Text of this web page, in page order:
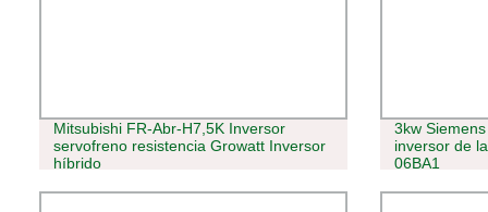
Mitsubishi FR-Abr-H7,5K Inversor
servofreno resistencia Growatt Inversor
híbrido
3kw
inversor de
06BA1